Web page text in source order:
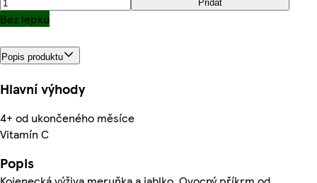
Přidat
Bez lepku
Popis produktu
Hlavní výhody
4+ od ukončeného měsíce
Vitamín C
Popis